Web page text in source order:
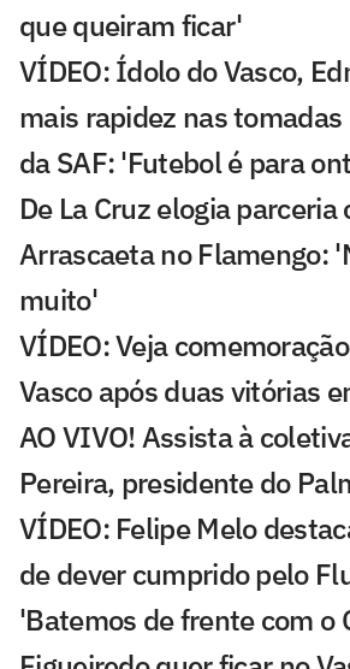
que queiram ficar'
VÍDEO: Ídolo do Vasco,
mais rapidez nas tomadas
da SAF: 'Futebol é para
De La Cruz elogia parceria
Arrascaeta no Flamengo:
muito'
VÍDEO: Veja
Vasco após duas vitórias
AO VIVO! Assista à
Pereira, presidente do
VÍDEO: Felipe Melo
de dever cumprido pelo
'Batemos de frente com o